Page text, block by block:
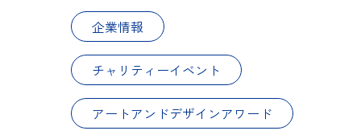
企業情報
チャリティーイベント
アートアンドデザインアワード